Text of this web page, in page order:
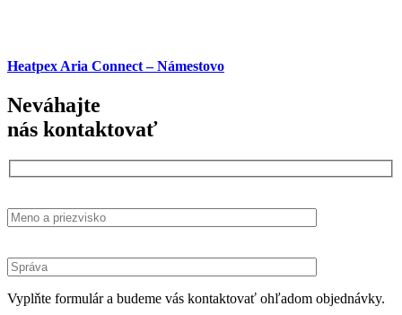
Heatpex Aria Connect – Námestovo
Neváhajte
nás kontaktovať
Vyplňte formulár a budeme vás kontaktovať ohľadom objednávky.